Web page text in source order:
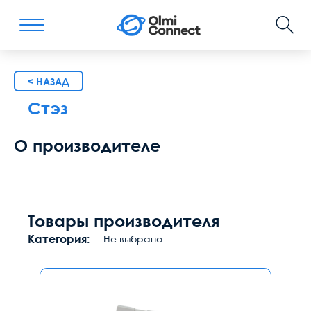
< НАЗАД
Стэз
О производителе
Товары производителя
Категория: Не выбрано